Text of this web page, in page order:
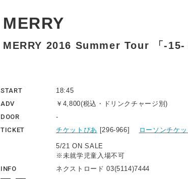
MERRY
MERRY 2016 Summer Tour 「-15-
START
18:45
ADV
￥4,800(税込・ドリンクチャージ別)
DOOR
-
TICKET
チケットぴあ [296-966] ローソンチケッ
5/21 ON SALE
※未就学児童入場不可
INFO
ネクストロード 03(5114)7444